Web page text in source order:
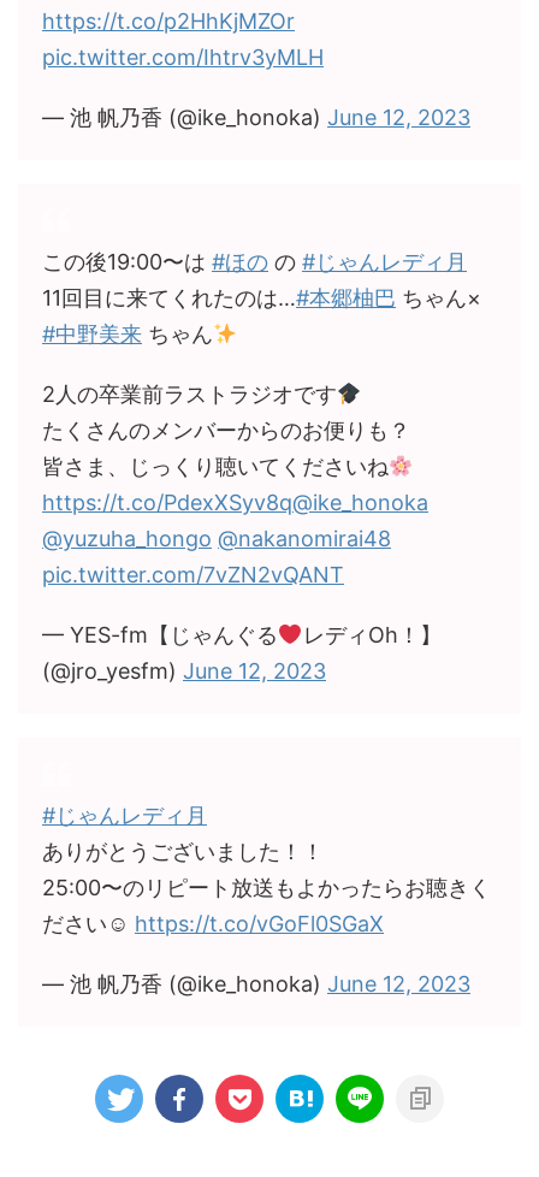
https://t.co/p2HhKjMZOr
pic.twitter.com/Ihtrv3yMLH
— 池 帆乃香 (@ike_honoka) June 12, 2023
この後19:00〜は #ほの の #じゃんレディ月
11回目に来てくれたのは…#本郷柚巴 ちゃん×
#中野美来 ちゃん
2人の卒業前ラストラジオです
たくさんのメンバーからのお便りも？
皆さま、じっくり聴いてくださいね
https://t.co/PdexXSyv8q@ike_honoka
@yuzuha_hongo @nakanomirai48
pic.twitter.com/7vZN2vQANT
— YES-fm【じゃんぐる
レディOh！】
(@jro_yesfm) June 12, 2023
#じゃんレディ月
ありがとうございました！！
25:00〜のリピート放送もよかったらお聴きく
ださい☺︎ https://t.co/vGoFl0SGaX
— 池 帆乃香 (@ike_honoka) June 12, 2023